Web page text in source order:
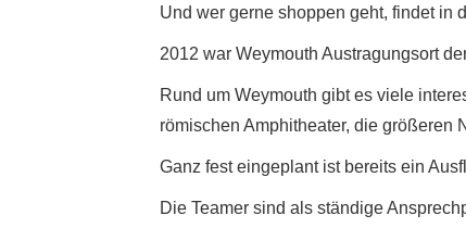
Und wer gerne shoppen geht, findet in
2012 war Weymouth Austragungsort
Rund um Weymouth gibt es viele
römischen Amphitheater, die größeren
Ganz fest eingeplant ist bereits ein
Die Teamer sind als ständige